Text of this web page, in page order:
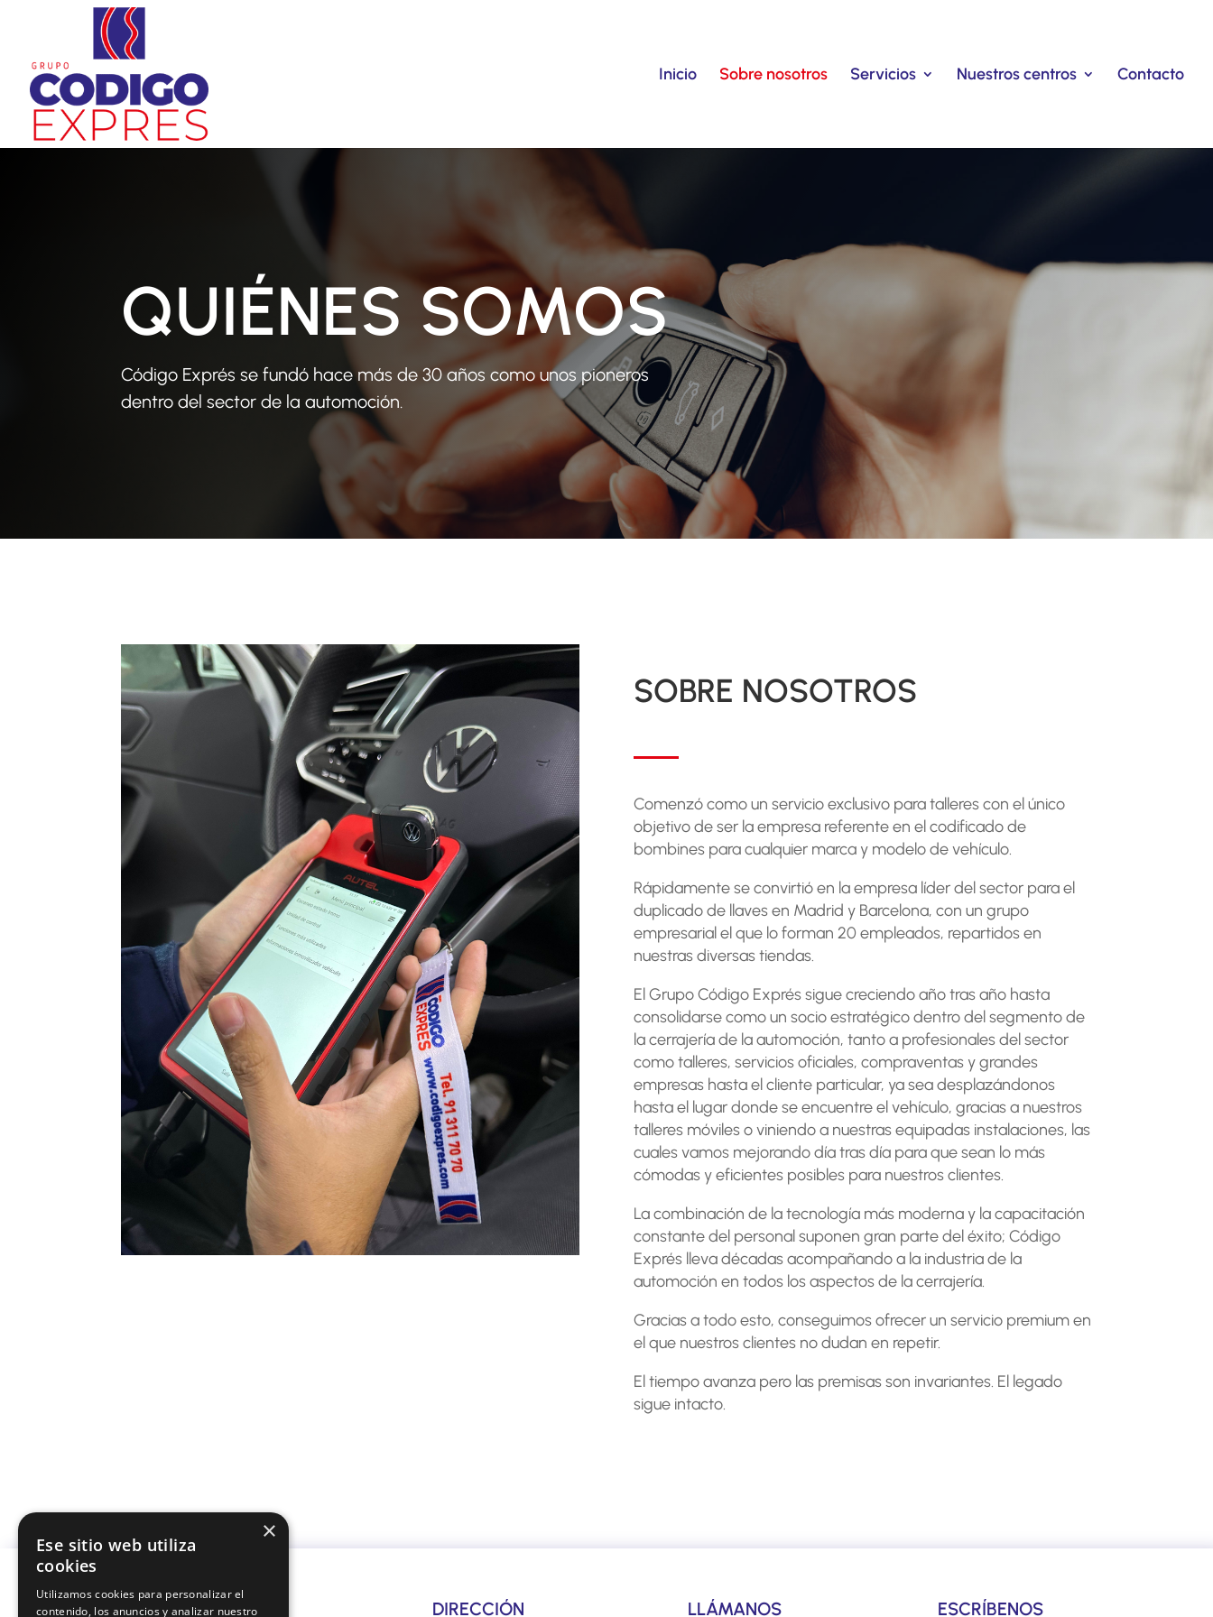
Inicio Sobre nosotros Servicios Nuestros centros Contacto
QUIÉNES SOMOS
Código Exprés se fundó hace más de 30 años como unos pioneros
dentro del sector de la automoción.
SOBRE NOSOTROS
Comenzó como un servicio exclusivo para talleres con el único
objetivo de ser la empresa referente en el codificado de
bombines para cualquier marca y modelo de vehículo.
Rápidamente se convirtió en la empresa líder del sector para el
duplicado de llaves en Madrid y Barcelona, con un grupo
empresarial el que lo forman 20 empleados, repartidos en
nuestras diversas tiendas.
El Grupo Código Exprés sigue creciendo año tras año hasta
consolidarse como un socio estratégico dentro del segmento de
la cerrajería de la automoción, tanto a profesionales del sector
como talleres, servicios oficiales, compraventas y grandes
empresas hasta el cliente particular, ya sea desplazándonos
hasta el lugar donde se encuentre el vehículo, gracias a nuestros
talleres móviles o viniendo a nuestras equipadas instalaciones, las
cuales vamos mejorando día tras día para que sean lo más
cómodas y eficientes posibles para nuestros clientes.
La combinación de la tecnología más moderna y la capacitación
constante del personal suponen gran parte del éxito; Código
Exprés lleva décadas acompañando a la industria de la
automoción en todos los aspectos de la cerrajería.
Gracias a todo esto, conseguimos ofrecer un servicio premium en
el que nuestros clientes no dudan en repetir.
El tiempo avanza pero las premisas son invariantes. El legado
sigue intacto.
DIRECCIÓN LLÁMANOS ESCRÍBENOS
×
Ese sitio web utiliza
cookies
Utilizamos cookies para personalizar el
contenido, los anuncios y analizar nuestro